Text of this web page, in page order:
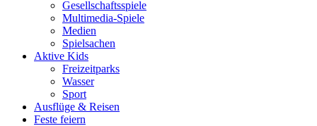
Gesellschaftsspiele
Multimedia-Spiele
Medien
Spielsachen
Aktive Kids
Freizeitparks
Wasser
Sport
Ausflüge & Reisen
Feste feiern